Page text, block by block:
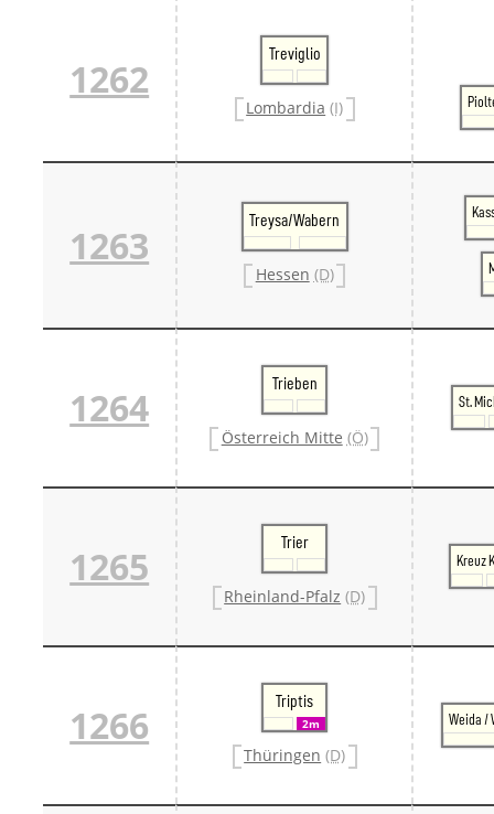
1262
Treviglio
Lombardia (I)
1263
Treysa/Wabern
Hessen (D)
1264
Trieben
Österreich Mitte (Ö)
St.
1265
Trier
Rheinland-Pfalz (D)
Kreuz
1266
Triptis
2m
Thüringen (D)
Weida /